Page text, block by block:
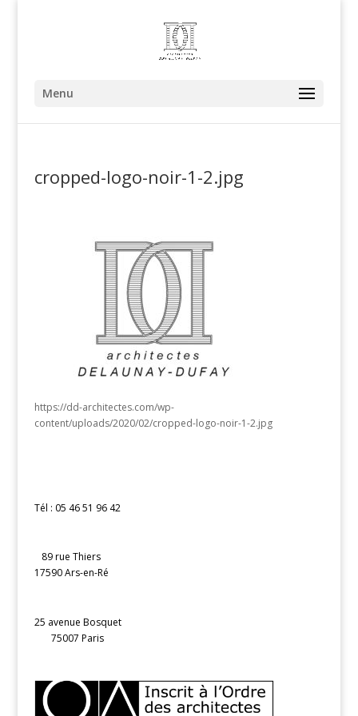
Menu
cropped-logo-noir-1-2.jpg
https://dd-architectes.com/wp-
content/uploads/2020/02/cropped-logo-noir-1-2.jpg
Tél : 05 46 51 96 42
89 rue Thiers
17590 Ars-en-Ré
25 avenue Bosquet
75007 Paris